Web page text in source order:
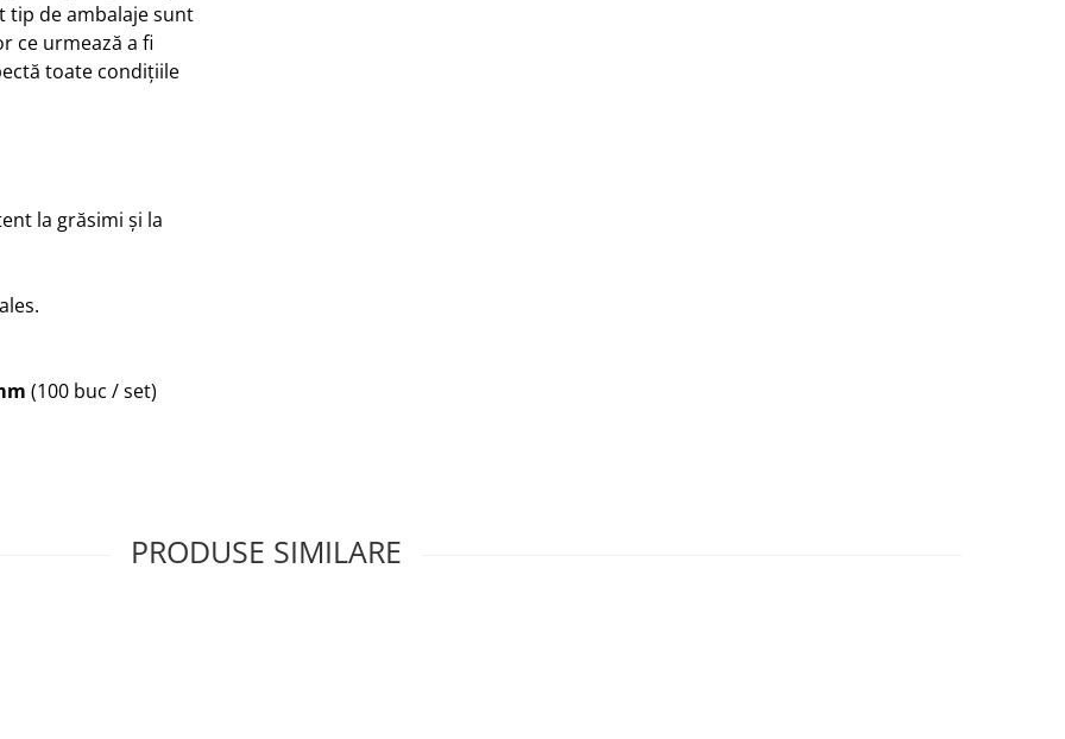
tip de ambalaje sunt
ce urmează a fi
toate condițiile
la grăsimi și la
(100 buc / set)
PRODUSE SIMILARE